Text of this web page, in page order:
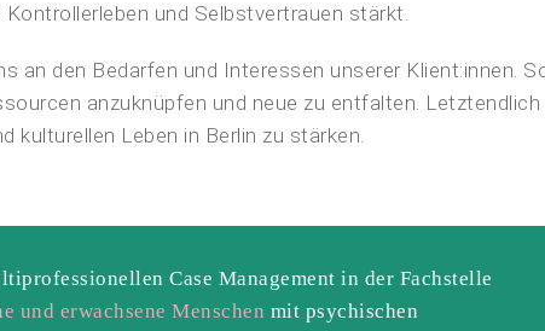
und Selbstvertrauen stärkt.
an den Bedarfen und Interessen unserer Klient:innen.
anzuknüpfen und neue zu entfalten. Letztendlich
kulturellen Leben in Berlin zu stärken.
Case Management in der Fachstelle
und erwachsene Menschen mit psychischen